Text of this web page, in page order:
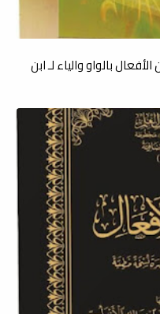
بالواو والياء لـ ابن